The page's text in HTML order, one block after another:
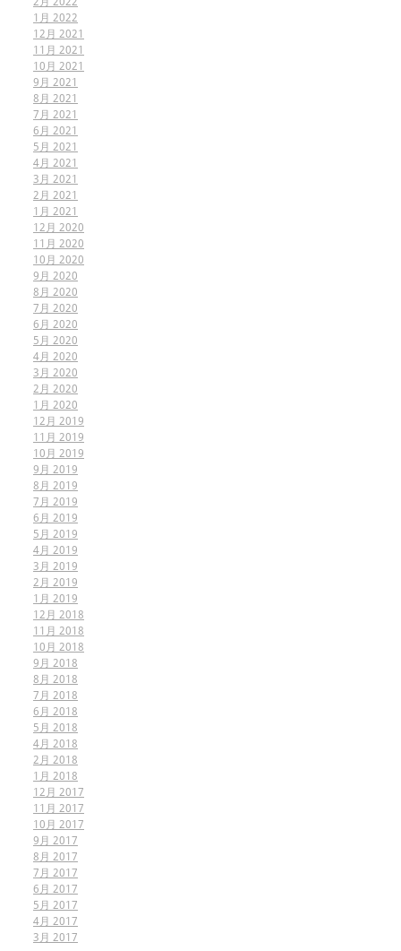
1月 2022
12月 2021
11月 2021
10月 2021
9月 2021
8月 2021
7月 2021
6月 2021
5月 2021
4月 2021
3月 2021
2月 2021
1月 2021
12月 2020
11月 2020
10月 2020
9月 2020
8月 2020
7月 2020
6月 2020
5月 2020
4月 2020
3月 2020
2月 2020
1月 2020
12月 2019
11月 2019
10月 2019
9月 2019
8月 2019
7月 2019
6月 2019
5月 2019
4月 2019
3月 2019
2月 2019
1月 2019
12月 2018
11月 2018
10月 2018
9月 2018
8月 2018
7月 2018
6月 2018
5月 2018
4月 2018
2月 2018
1月 2018
12月 2017
11月 2017
10月 2017
9月 2017
8月 2017
7月 2017
6月 2017
5月 2017
4月 2017
3月 2017